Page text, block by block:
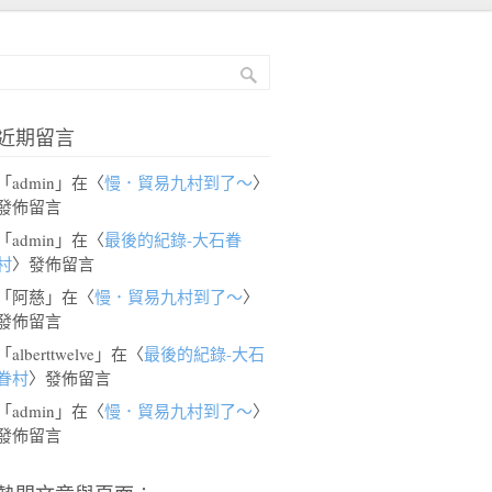
期留言
admin 」在〈慢．貿易九村到了～〉
佈留言
admin 」在〈最後的紀錄-大石眷
〉發佈留言
阿慈 」在〈慢．貿易九村到了～〉
佈留言
alberttwelve 」在〈最後的紀錄-大石
村〉發佈留言
admin 」在〈慢．貿易九村到了～〉
佈留言